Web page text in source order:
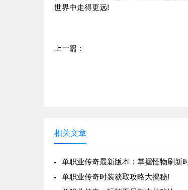
世界中走得更远!
上一篇：
相关文章
单职业传奇最新版本：掌握怪物刷新
单职业传奇时装获取攻略大揭秘!